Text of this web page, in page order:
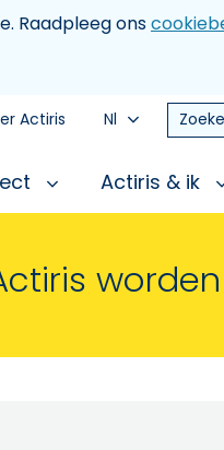
Raadpleeg ons
Actiris Nl
Actiris & ik